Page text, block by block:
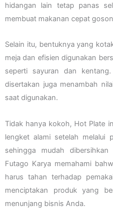
hidangan lain tetap panas
membuat makanan cepat
Selain itu, bentuknya yang
meja dan efisien digunakan
seperti sayuran dan
disertakan juga menambah
saat digunakan.
Tidak hanya kokoh, Hot Plate
lengket alami setelah melalui
sehingga mudah
Futago Karya memahami
harus tahan terhadap
menciptakan produk yang
menunjang bisnis Anda.